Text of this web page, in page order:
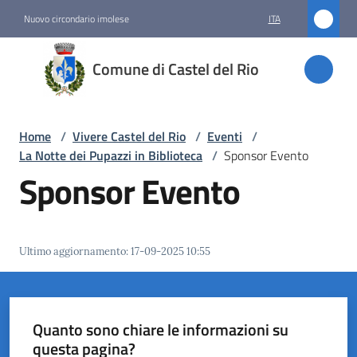
Nuovo circondario imolese ITA
Comune di Castel del Rio
Comune
di
Castel
Amministrazione
Vivere
Castel
Home / Vivere Castel del Rio / Eventi /
La Notte dei Pupazzi in Biblioteca / Sponsor Evento
Sponsor Evento
Ultimo aggiornamento:17-09-2025 10:55
Quanto sono chiare le informazioni su
questa pagina?